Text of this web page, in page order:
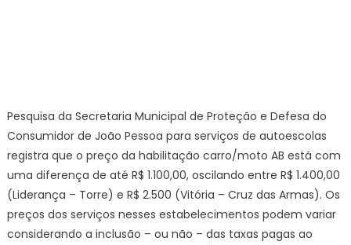
Pesquisa da Secretaria Municipal de Proteção e Defesa do
Consumidor de João Pessoa para serviços de autoescolas
registra que o preço da habilitação carro/moto AB está com
uma diferença de até R$ 1.100,00, oscilando entre R$ 1.400,00
(Liderança – Torre) e R$ 2.500 (Vitória – Cruz das Armas). Os
preços dos serviços nesses estabelecimentos podem variar
considerando a inclusão – ou não – das taxas pagas ao